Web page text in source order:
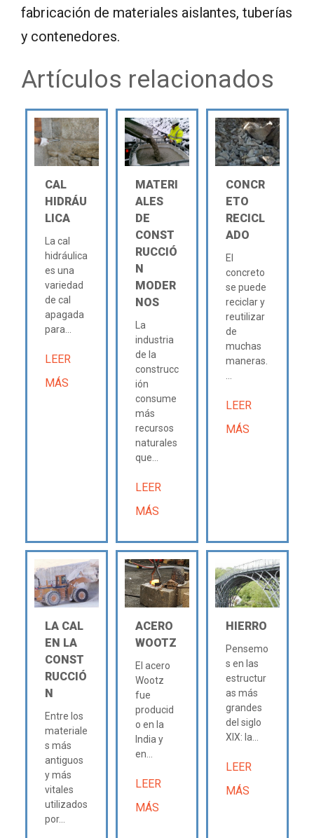
fabricación de materiales aislantes, tuberías
y contenedores.
Artículos relacionados
CAL
HIDRÁU
LICA
La cal
hidráulica
es una
variedad
de cal
apagada
para...
LEER
MÁS
MATERI
ALES
DE
CONST
RUCCIÓ
N
MODER
NOS
La
industria
de la
construcc
ión
consume
más
recursos
naturales
que...
LEER
MÁS
CONCR
ETO
RECICL
ADO
El
concreto
se puede
reciclar y
reutilizar
de
muchas
maneras.
LEER
MÁS
LA CAL
EN LA
CONST
RUCCIÓ
N
Entre los
materiale
s más
antiguos
y más
vitales
utilizados
por...
ACERO
WOOTZ
El acero
Wootz
fue
producid
o en la
India y
en...
LEER
MÁS
HIERRO
Pensemo
s en las
estructur
as más
grandes
del siglo
XIX: la...
LEER
MÁS